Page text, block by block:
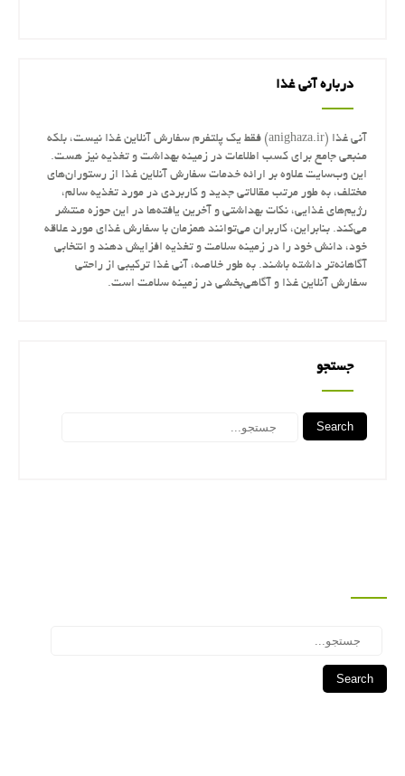
درباره آنی غذا
آنی غذا (anighaza.ir) فقط یک پلتفرم سفارش آنلاین غذا نیست، بلکه
منبعی جامع برای کسب اطلاعات در زمینه بهداشت و تغذیه نیز هست.
این وب‌سایت علاوه بر ارائه خدمات سفارش آنلاین غذا از رستوران‌های
مختلف، به طور مرتب مقالاتی جدید و کاربردی در مورد تغذیه سالم،
رژیم‌های غذایی، نکات بهداشتی و آخرین یافته‌ها در این حوزه منتشر
می‌کند. بنابراین، کاربران می‌توانند همزمان با سفارش غذای مورد علاقه
خود، دانش خود را در زمینه سلامت و تغذیه افزایش دهند و انتخابی
آگاهانه‌تر داشته باشند. به طور خلاصه، آنی غذا ترکیبی از راحتی
سفارش آنلاین غذا و آگاهی‌بخشی در زمینه سلامت است.
جستجو
Search